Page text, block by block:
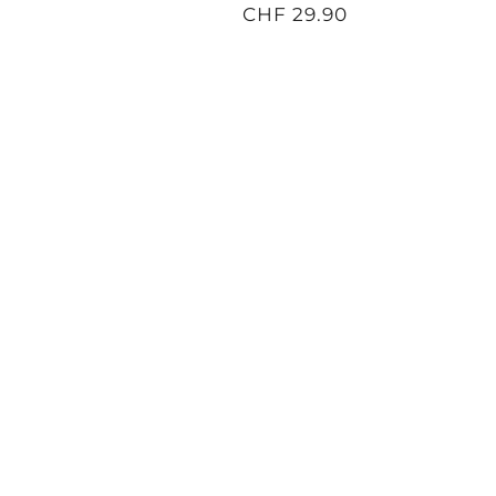
CHF 29.90